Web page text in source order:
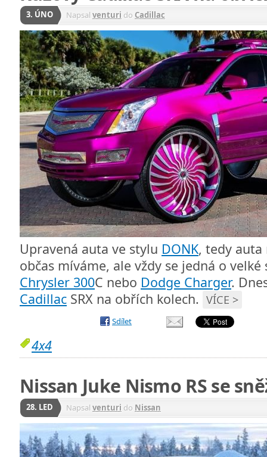
3. ÚNO Napsal venturi do Cadillac
Upravená auta ve stylu DONK, tedy
občas míváme, ale vždy se jedná o
Chrysler 300C nebo Dodge Charger.
Cadillac SRX na obřích kolech. VÍCE >
Sdílet
4x4
Nissan Juke Nismo RS se
28. LED Napsal venturi do Nissan